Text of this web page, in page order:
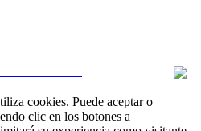
cookies. Puede aceptar o
clic en los botones a